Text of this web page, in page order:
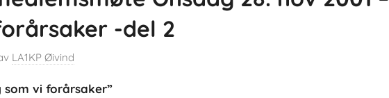
-del 2
LA1KP Øivind
som vi forårsaker”